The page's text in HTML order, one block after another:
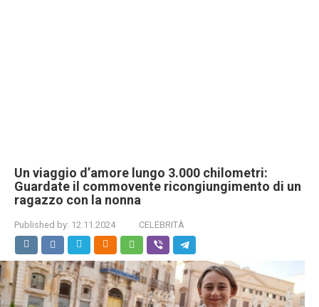
Un viaggio d’amore lungo 3.000 chilometri:
Guardate il commovente ricongiungimento di un
ragazzo con la nonna
Published by: 12.11.2024 CELEBRITÀ